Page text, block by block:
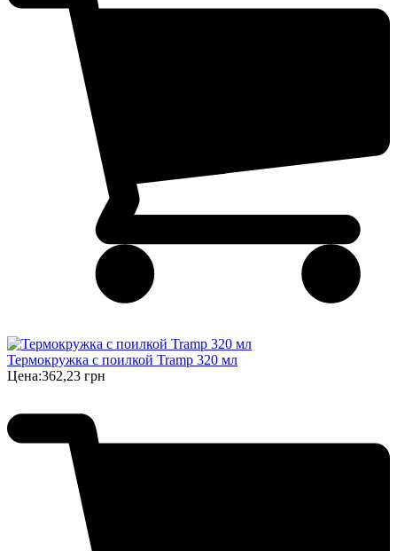
Термокружка с поилкой Tramp 320 мл
Цена:362,23 грн